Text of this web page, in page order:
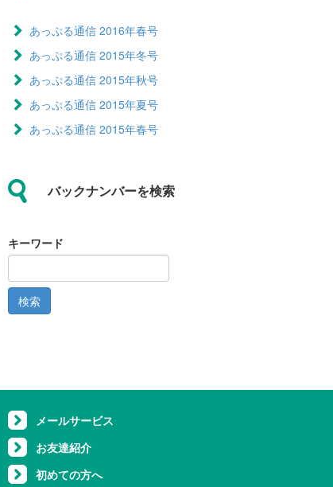
あっぷる通信 2016年春号
あっぷる通信 2015年冬号
あっぷる通信 2015年秋号
あっぷる通信 2015年夏号
あっぷる通信 2015年春号
バックナンバーを検索
キーワード
検索
メールサービス
お友達紹介
初めての方へ